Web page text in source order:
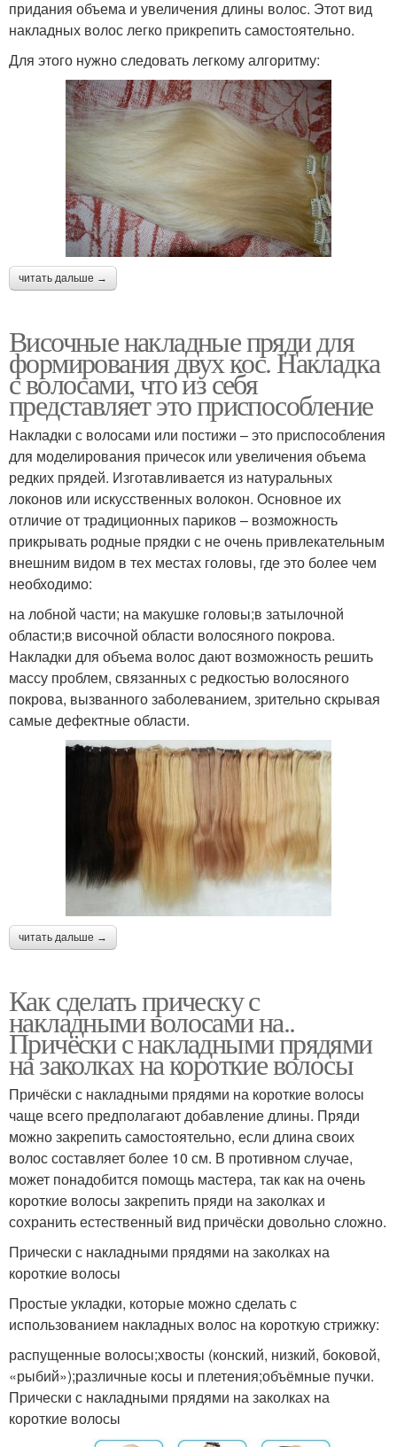
придания объема и увеличения длины волос. Этот вид
накладных волос легко прикрепить самостоятельно.
Для этого нужно следовать легкому алгоритму:
читать дальше →
Височные накладные пряди для
формирования двух кос. Накладка
с волосами, что из себя
представляет это приспособление
Накладки с волосами или постижи – это приспособления
для моделирования причесок или увеличения объема
редких прядей. Изготавливается из натуральных
локонов или искусственных волокон. Основное их
отличие от традиционных париков – возможность
прикрывать родные прядки с не очень привлекательным
внешним видом в тех местах головы, где это более чем
необходимо:
на лобной части; на макушке головы;в затылочной
области;в височной области волосяного покрова.
Накладки для объема волос дают возможность решить
массу проблем, связанных с редкостью волосяного
покрова, вызванного заболеванием, зрительно скрывая
самые дефектные области.
читать дальше →
Как сделать прическу с
накладными волосами на..
Причёски с накладными прядями
на заколках на короткие волосы
Причёски с накладными прядями на короткие волосы
чаще всего предполагают добавление длины. Пряди
можно закрепить самостоятельно, если длина своих
волос составляет более 10 см. В противном случае,
может понадобится помощь мастера, так как на очень
короткие волосы закрепить пряди на заколках и
сохранить естественный вид причёски довольно сложно.
Прически с накладными прядями на заколках на
короткие волосы
Простые укладки, которые можно сделать с
использованием накладных волос на короткую стрижку:
распущенные волосы;хвосты (конский, низкий, боковой,
«рыбий»);различные косы и плетения;объёмные пучки.
Прически с накладными прядями на заколках на
короткие волосы